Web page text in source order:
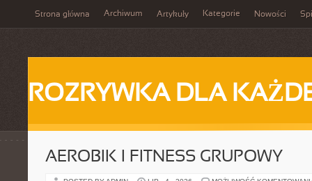
Strona główna Archiwum Artykuły Kategorie Nowości
ROZRYWKA DLA
AEROBIK I FITNESS GRUPOWY